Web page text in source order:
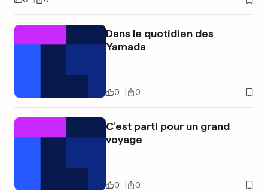
Dans le quotidien des
Yamada
0 0
C’est parti pour un grand
voyage
0 0